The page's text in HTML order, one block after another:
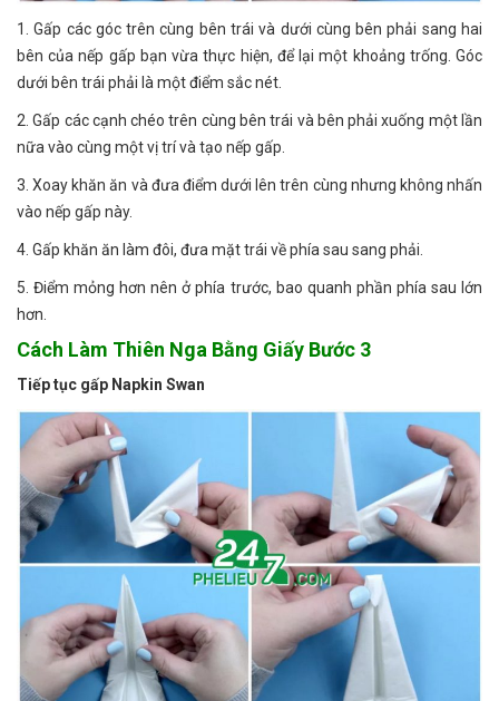
1. Gấp các góc trên cùng bên trái và dưới cùng bên phải sang hai
bên của nếp gấp bạn vừa thực hiện, để lại một khoảng trống. Góc
dưới bên trái phải là một điểm sắc nét.
2. Gấp các cạnh chéo trên cùng bên trái và bên phải xuống một lần
nữa vào cùng một vị trí và tạo nếp gấp.
3. Xoay khăn ăn và đưa điểm dưới lên trên cùng nhưng không nhấn
vào nếp gấp này.
4. Gấp khăn ăn làm đôi, đưa mặt trái về phía sau sang phải.
5. Điểm mỏng hơn nên ở phía trước, bao quanh phần phía sau lớn
hơn.
Cách Làm Thiên Nga Bằng Giấy Bước 3
Tiếp tục gấp Napkin Swan